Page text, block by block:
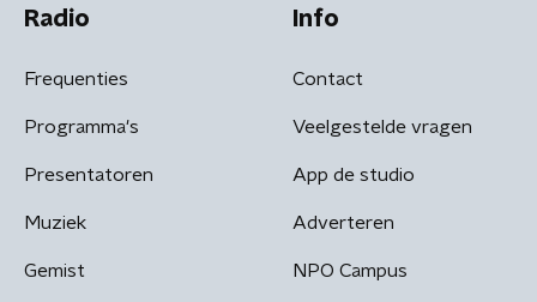
Radio
Frequenties
Programma's
Presentatoren
Muziek
Gemist
Info
Contact
Veelgestelde vragen
App de studio
Adverteren
NPO Campus